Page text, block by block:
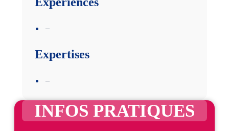
–
Expertises
–
INFOS PRATIQUES